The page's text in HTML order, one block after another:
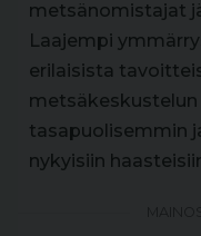
metsänomistajat
Laajempi
erilaisista
tasapuolisemmin
nykyisiin